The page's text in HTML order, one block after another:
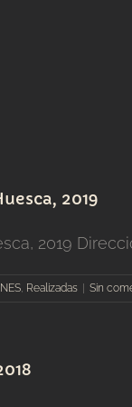
2019
2019
, Realizadas Sin